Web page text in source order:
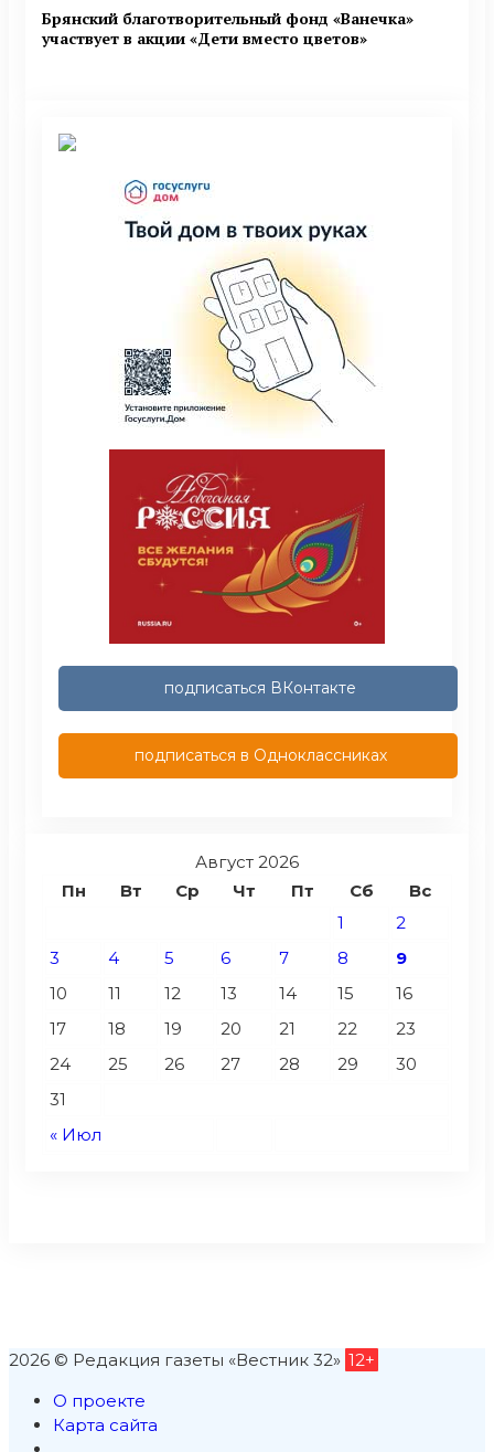
Брянский благотворительный фонд «Ванечка»
участвует в акции «Дети вместо цветов»
подписаться ВКонтакте
подписаться в Одноклассниках
Август 2026
Пн
Вт Ср Чт Пт Сб Вс
« Июл
1
2
3
4 5 6 7 8
9
10
11 12 13 14 15
16
17
18 19 20 21 22
23
24
25 26 27 28 29
30
31
2026 © Редакция газеты «Вестник 32» 12+
О проекте
Карта сайта